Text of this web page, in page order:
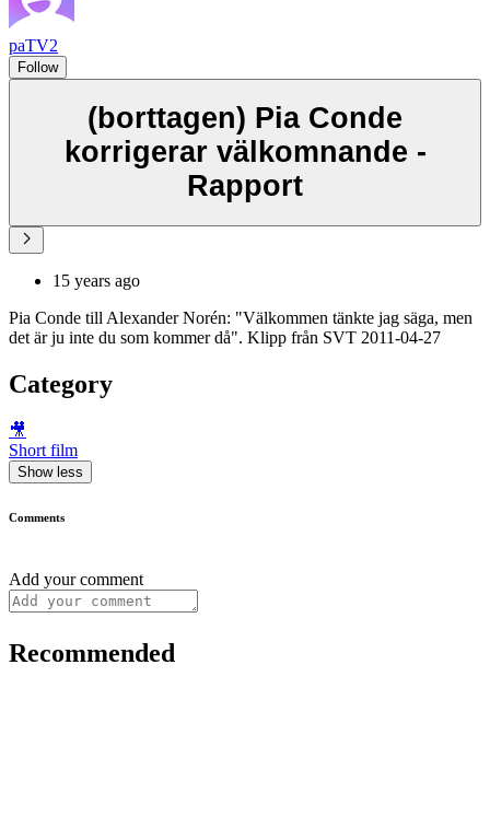
paTV2
Follow
(borttagen) Pia Conde
korrigerar välkomnande -
Rapport
15 years ago
Pia Conde till Alexander Norén: "Välkommen tänkte jag säga, men
det är ju inte du som kommer då". Klipp från SVT 2011-04-27
Category
🎥
Short film
Show less
Comments
Add your comment
Recommended